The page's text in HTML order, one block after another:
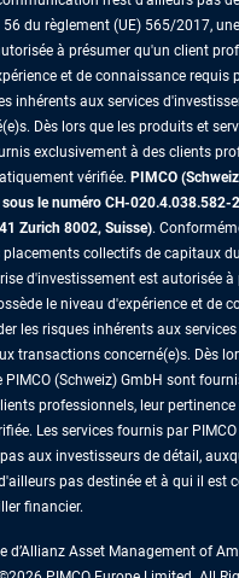
56 du règlement (UE) 565/2017,
à présumer qu'un client
et de connaissance requis
inhérents aux services
Dès lors que les produits et
exclusivement à des clients
vérifiée. PIMCO
sous le numéro CH-020.4.038.582-
Zurich 8002, Suisse).
placements collectifs de capitaux
d'investissement est autorisée
le niveau d'expérience et de
les risques inhérents aux services
transactions concerné(e)s. Dès
PIMCO (Schweiz) GmbH sont
professionnels, leur pertinence
Les services fournis par
aux investisseurs de détail,
pas destinée et à qui il est
financier.
d’Allianz Asset Management of